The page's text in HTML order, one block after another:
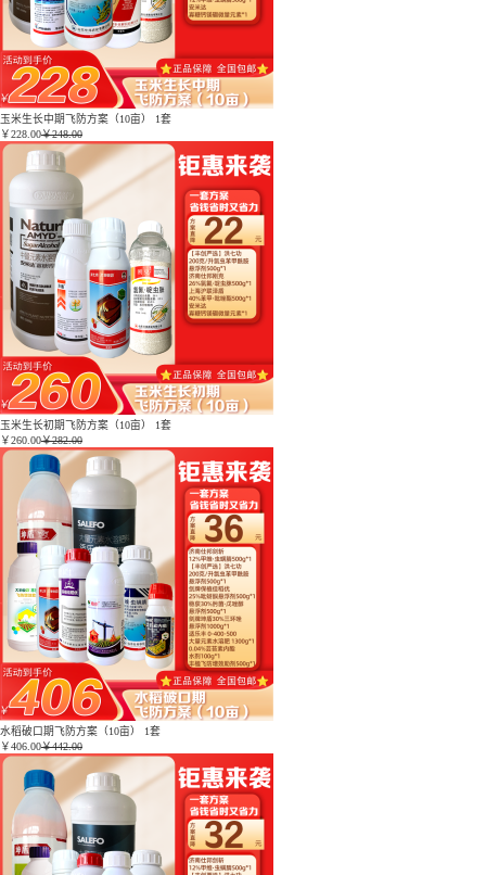
玉米生长中期飞防方案（10亩） 1套
￥228.00￥248.00
玉米生长初期飞防方案（10亩） 1套
￥260.00￥282.00
水稻破口期飞防方案（10亩） 1套
￥406.00￥442.00